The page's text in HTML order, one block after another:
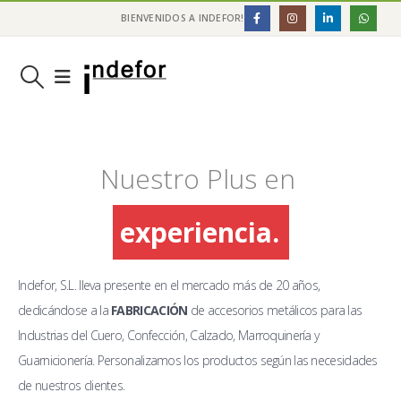
BIENVENIDOS A INDEFOR!
Nuestro Plus en
experiencia.
Indefor, S.L. lleva presente en el mercado más de 20 años,
dedicándose a la FABRICACIÓN de accesorios metálicos para las
Industrias del Cuero, Confección, Calzado, Marroquinería y
Guarnicionería. Personalizamos los productos según las necesidades
de nuestros clientes.